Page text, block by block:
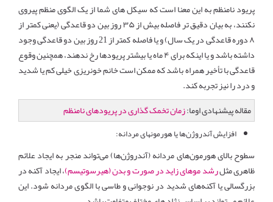
پریود نامنظم به این معنا است که سیکل های شما از یک الگوی منظم پیروی
نکنند، به بیان دقیق تر فاصله بیش از ۳۵ روز بین دو قاعدگی (یعنی کمتر از
۸ دوره قاعدگی در یک سال) و یا فاصله کمتر از 21 روز بین دو قاعدگی وجود
داشته باشد و یا اینکه برای ۴ ماه یا بیشتر پریودها رخ ندهند، همچنین وقوع
قاعدگی با تأخیر همراه باشد که ممکن است خانم خونریزی خیلی کم یا شدید
و درد را نیز تجربه کند.
مقاله پیشنهادی اوما:زمان تخمک گذاری در پریودهای نامنظم
افزایش آندروژن‌ها یا هورمونهای مردانه:
سطوح بالای هورمون‌های مردانه (آندروژن‌ها) می‌تواند منجر به ایجاد علائم
ظاهری مثلرشد موهای زاید در صورت و بدن (هیرسوتیسم)، ایجاد آکنه در
بزرگسالی یا آکنه‌های شدید در نوجوانی و طاسی با الگوی مردانه شود. این